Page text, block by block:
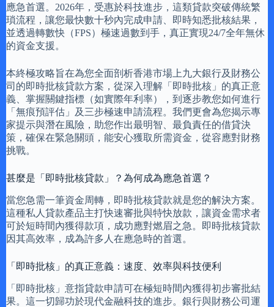
應急首選。2026年，受惠於科技進步，這類貸款突破傳統繁
瑣流程，讓您最快數十秒內完成申請、即時知悉批核結果，
並透過轉數快（FPS）極速過數到手，真正實現24/7全年無休
的資金支援。
本終極攻略旨在為您全面剖析香港市場上九大銀行及財務公
司的即時批核貸款方案，從深入理解「即時批核」的真正意
義、掌握關鍵指標（如實際年利率），到逐步教您如何進行
「無痕預評估」及三步極速申請流程。我們更會為您揭示專
家提示與潛在風險，助您作出最明智、最負責任的借貸決
策，確保在緊急關頭，能安心獲取所需資金，從容應對財務
挑戰。
甚麼是「即時批核貸款」？為何成為應急首選？
當您急需一筆資金周轉，即時批核貸款就是您的解決方案。
這種私人貸款產品主打快速審批與特快放款，讓資金需求者
可於短時間內獲得款項，成功應對燃眉之急。即時批核貸款
因其高效率，成為許多人在應急時的首選。
「即時批核」的真正意義：速度、效率與科技便利
「即時批核」意指貸款申請可在極短時間內獲得初步審批結
果。這一切歸功於現代金融科技的進步。銀行與財務公司運